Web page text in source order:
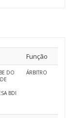
Função
DO
BDI
ÁRBITRO